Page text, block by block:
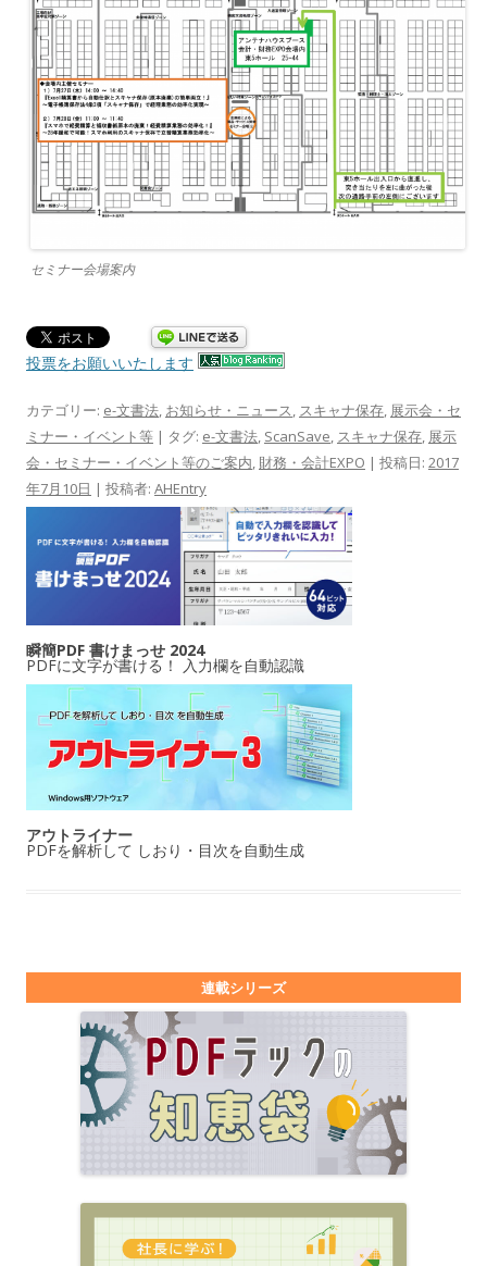
セミナー会場案内
投票をお願いいたします
カテゴリー: e-文書法, お知らせ・ニュース, スキャナ保存, 展示会・セ
ミナー・イベント等 | タグ: e-文書法, ScanSave, スキャナ保存, 展示
会・セミナー・イベント等のご案内, 財務・会計EXPO | 投稿日: 2017
年7月10日 | 投稿者: AHEntry
瞬簡PDF 書けまっせ 2024
PDFに文字が書ける！ 入力欄を自動認識
アウトライナー
PDFを解析して しおり・目次を自動生成
連載シリーズ